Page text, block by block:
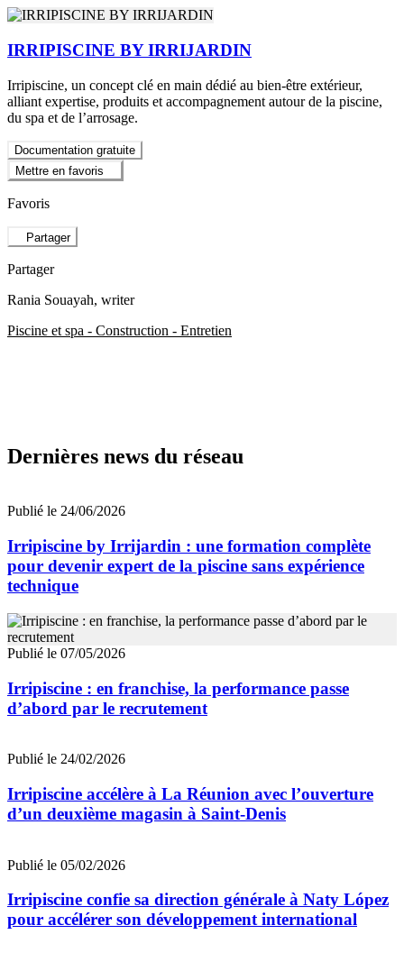
IRRIPISCINE BY IRRIJARDIN
Irripiscine, un concept clé en main dédié au bien-être extérieur,
alliant expertise, produits et accompagnement autour de la piscine,
du spa et de l’arrosage.
Documentation gratuite
Mettre en favoris
Favoris
Partager
Partager
Rania Souayah, writer
Piscine et spa - Construction - Entretien
Dernières news du réseau
Publié le 24/06/2026
Irripiscine by Irrijardin : une formation complète
pour devenir expert de la piscine sans expérience
technique
Publié le 07/05/2026
Irripiscine : en franchise, la performance passe
d’abord par le recrutement
Publié le 24/02/2026
Irripiscine accélère à La Réunion avec l’ouverture
d’un deuxième magasin à Saint-Denis
Publié le 05/02/2026
Irripiscine confie sa direction générale à Naty López
pour accélérer son développement international